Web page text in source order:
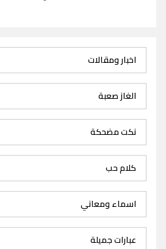
اخبار ومقالات
الغاز صعبة
نكت مضحكة
كلام حب
اسماء ومعاني
عبارات جميلة